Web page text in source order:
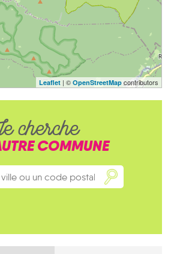
Leaflet | © OpenStreetMap contributors
cherche
COMMUNE